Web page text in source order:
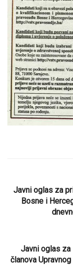
Javni oglas za
Bosne i
Javni oglas za
članova